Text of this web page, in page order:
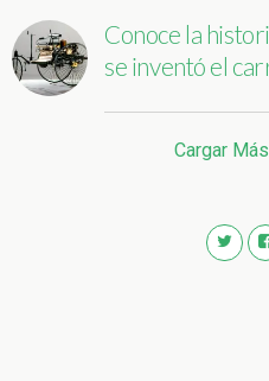
Conoce la
se inventó el
Cargar